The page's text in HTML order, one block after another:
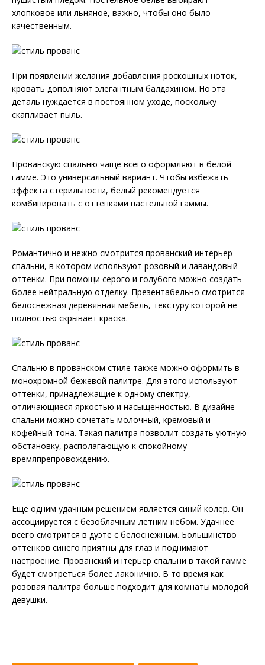
хлопковое или льняное, важно, чтобы оно было
качественным.
При появлении желания добавления роскошных ноток,
кровать дополняют элегантным балдахином. Но эта
деталь нуждается в постоянном уходе, поскольку
скапливает пыль.
Прованскую спальню чаще всего оформляют в белой
гамме. Это универсальный вариант. Чтобы избежать
эффекта стерильности, белый рекомендуется
комбинировать с оттенками пастельной гаммы.
Романтично и нежно смотрится прованский интерьер
спальни, в котором используют розовый и лавандовый
оттенки. При помощи серого и голубого можно создать
более нейтральную отделку. Презентабельно смотрится
белоснежная деревянная мебель, текстуру которой не
полностью скрывает краска.
Спальню в прованском стиле также можно оформить в
монохромной бежевой палитре. Для этого используют
оттенки, принадлежащие к одному спектру,
отличающиеся яркостью и насыщенностью. В дизайне
спальни можно сочетать молочный, кремовый и
кофейный тона. Такая палитра позволит создать уютную
обстановку, располагающую к спокойному
времяпрепровождению.
Еще одним удачным решением является синий колер. Он
ассоциируется с безоблачным летним небом. Удачнее
всего смотрится в дуэте с белоснежным. Большинство
оттенков синего приятны для глаз и поднимают
настроение. Прованский интерьер спальни в такой гамме
будет смотреться более лаконично. В то время как
розовая палитра больше подходит для комнаты молодой
девушки.